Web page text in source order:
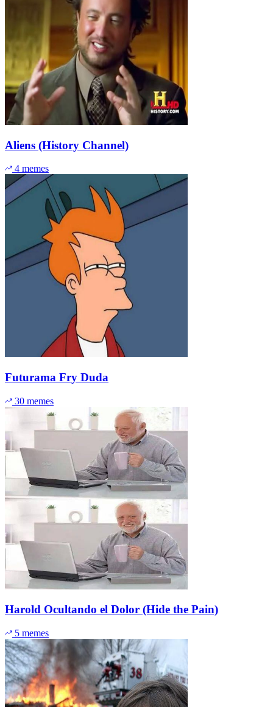
Aliens (History Channel)
4 memes
Futurama Fry Duda
30 memes
Harold Ocultando el Dolor (Hide the Pain)
5 memes